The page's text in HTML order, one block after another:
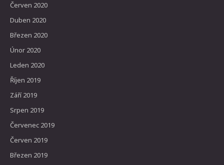
Červen 2020
Duben 2020
Březen 2020
Únor 2020
Leden 2020
Říjen 2019
Září 2019
Srpen 2019
Červenec 2019
Červen 2019
Březen 2019